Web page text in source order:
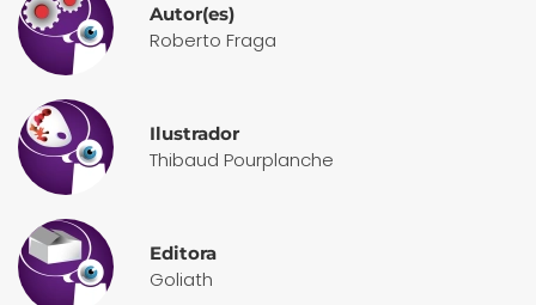
Autor(es)
Roberto Fraga
Ilustrador
Thibaud Pourplanche
Editora
Goliath